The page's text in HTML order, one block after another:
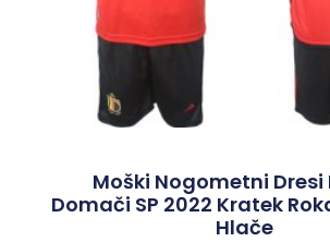
Moški Nogometni Dresi
Domači SP 2022 Kratek
Hlače